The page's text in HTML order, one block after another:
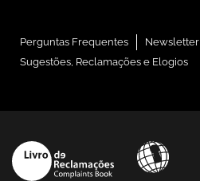
Perguntas Frequentes
Newsletter
Sugestões, Reclamações e Elogios